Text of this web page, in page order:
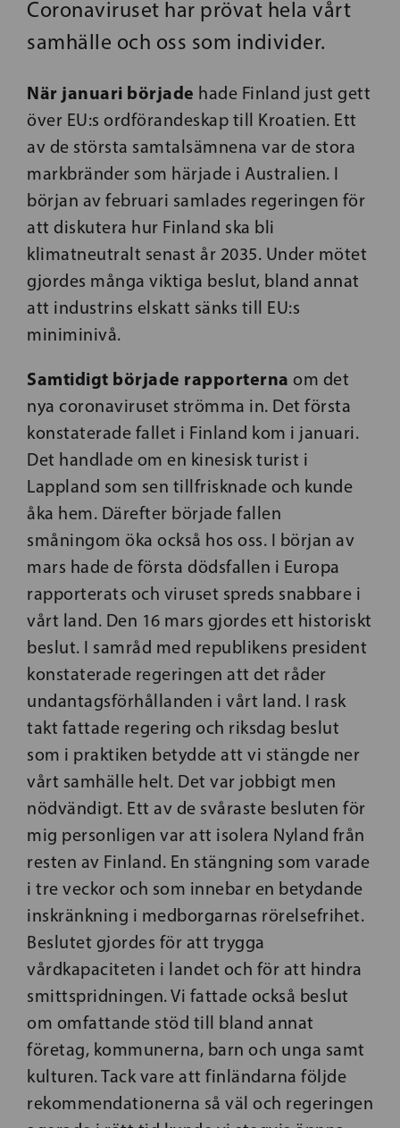
Coronaviruset har prövat hela vårt
samhälle och oss som individer.
När januari började hade Finland just gett
över EU:s ordförandeskap till Kroatien. Ett
av de största samtalsämnena var de stora
markbränder som härjade i Australien. I
början av februari samlades regeringen för
att diskutera hur Finland ska bli
klimatneutralt senast år 2035. Under mötet
gjordes många viktiga beslut, bland annat
att industrins elskatt sänks till EU:s
miniminivå.
Samtidigt började rapporterna om det
nya coronaviruset strömma in. Det första
konstaterade fallet i Finland kom i januari.
Det handlade om en kinesisk turist i
Lappland som sen tillfrisknade och kunde
åka hem. Därefter började fallen
småningom öka också hos oss. I början av
mars hade de första dödsfallen i Europa
rapporterats och viruset spreds snabbare i
vårt land. Den 16 mars gjordes ett historiskt
beslut. I samråd med republikens president
konstaterade regeringen att det råder
undantagsförhållanden i vårt land. I rask
takt fattade regering och riksdag beslut
som i praktiken betydde att vi stängde ner
vårt samhälle helt. Det var jobbigt men
nödvändigt. Ett av de svåraste besluten för
mig personligen var att isolera Nyland från
resten av Finland. En stängning som varade
i tre veckor och som innebar en betydande
inskränkning i medborgarnas rörelsefrihet.
Beslutet gjordes för att trygga
vårdkapaciteten i landet och för att hindra
smittspridningen. Vi fattade också beslut
om omfattande stöd till bland annat
företag, kommunerna, barn och unga samt
kulturen. Tack vare att finländarna följde
rekommendationerna så väl och regeringen